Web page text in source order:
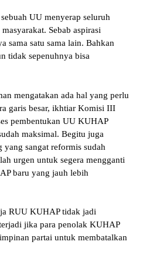
UU menyerap seluruh
Sebab aspirasi
sama satu sama lain. Bahkan
tidak sepenuhnya bisa
mengatakan ada hal yang perlu
garis besar, ikhtiar Komisi III
pembentukan UU KUHAP
maksimal. Begitu juga
yang sangat reformis sudah
urgen untuk segera mengganti
baru yang jauh lebih
RUU KUHAP tidak jadi
jika para penolak KUHAP
partai untuk membatalkan